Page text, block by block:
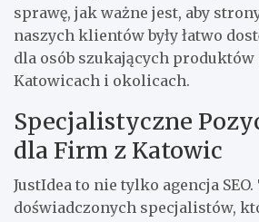
sprawę, jak ważne jest, aby
naszych klientów były łatwo
dla osób szukających produktów
Katowicach i okolicach.
Specjalistyczne
dla Firm z Katowic
JustIdea to nie tylko agencja SEO.
doświadczonych specjalistów,